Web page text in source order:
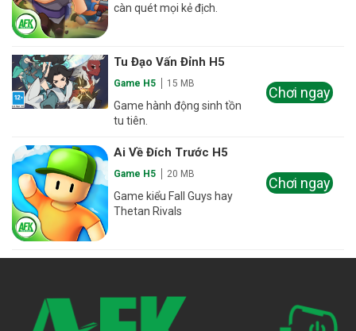
càn quét mọi kẻ địch.
Tu Đạo Vấn Đỉnh H5
Game H5 15 MB
Game hành động sinh tồn
tu tiên.
Chơi ngay
Ai Về Đích Trước H5
Game H5 20 MB
Game kiểu Fall Guys hay
Thetan Rivals
Chơi ngay